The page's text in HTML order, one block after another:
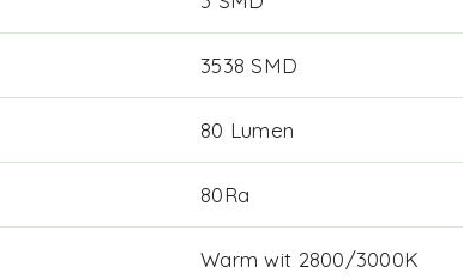
3538 SMD
80 Lumen
80Ra
Warm wit 2800/3000K